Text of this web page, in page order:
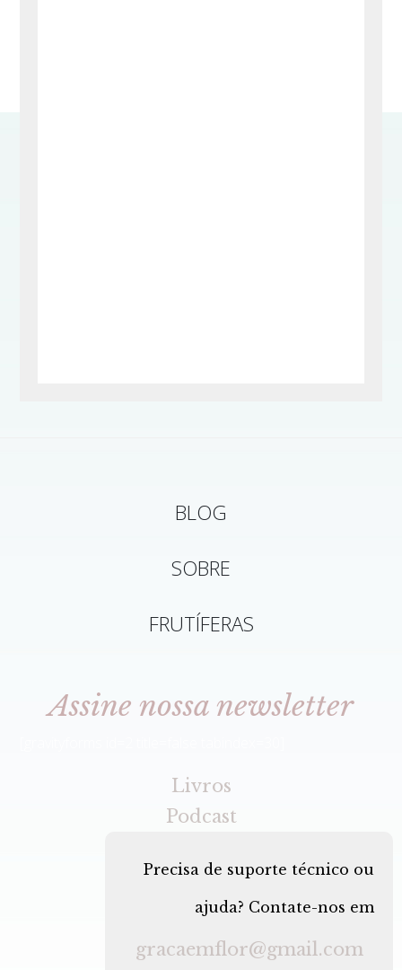
BLOG
SOBRE
FRUTÍFERAS
Assine nossa newsletter
Livros
Podcast
Precisa de suporte técnico ou
ajuda? Contate-nos em
gracaemflor@gmail.com